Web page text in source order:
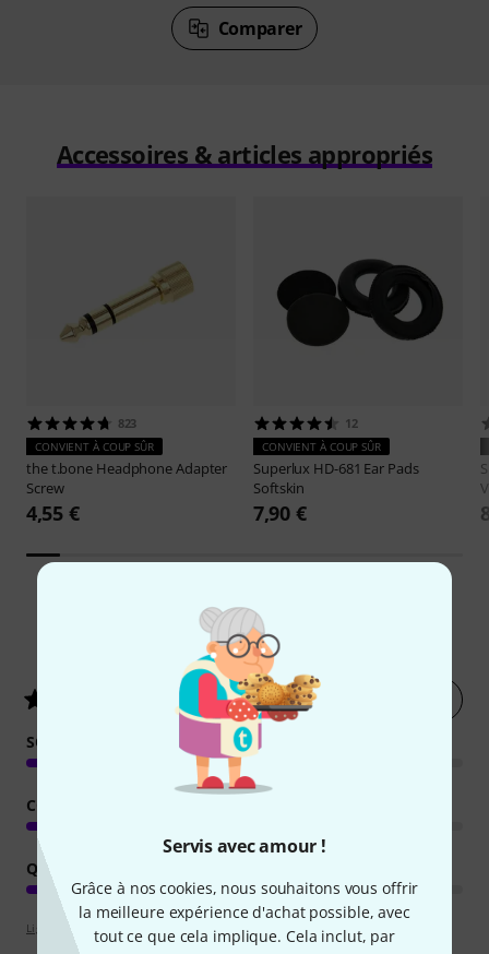
Servis avec amour !
Grâce à nos cookies, nous souhaitons vous offrir
la meilleure expérience d'achat possible, avec
tout ce que cela implique. Cela inclut, par
Comparer
Accessoires & articles appropriés
823
CONVIENT À COUP SÛR
the t.bone Headphone Adapter
Screw
4,55 €
12
CONVIENT À COUP SÛR
Superlux HD-681 Ear Pads
Softskin
7,90 €
Évaluations des clients
SON
CONFORT
QUALITÉ DE FABRICATION
Lignes directrices d'évaluation